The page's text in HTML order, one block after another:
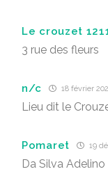
Le crouzet
3 rue des fleurs
n/c 18 février
Lieu dit le
Pomaret 19
Da Silva Adelino